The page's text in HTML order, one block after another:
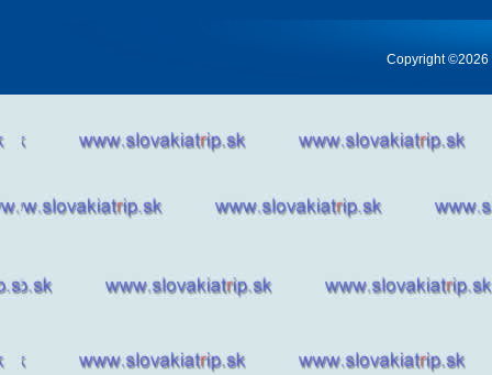
Copyright ©2026